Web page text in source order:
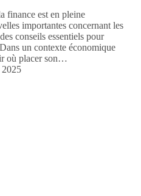
finance est en pleine
importantes concernant les
conseils essentiels pour
un contexte économique
où placer son…